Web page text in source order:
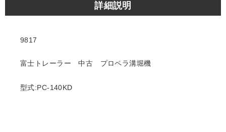
詳細説明
9817
富士トレーラー 中古 プロペラ溝堀機
型式:PC-140KD